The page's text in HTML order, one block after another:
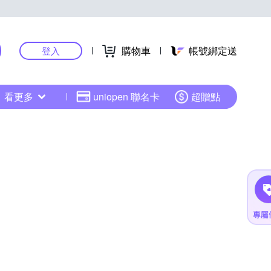
登入 購物車 帳號綁定送
看更多 uniopen 聯名卡 超贈點